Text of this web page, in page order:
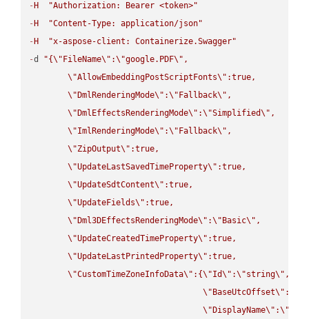
- H
"Authorization: Bearer <token>"
- H
"Content-Type: application/json"
- H
"x-aspose-client: Containerize.Swagger"
-d "{\" FileName\" :\"google.PDF\" ,
\"AllowEmbeddingPostScriptFonts\" :true,
\" DmlRenderingMode\" :\" Fallback\" ,
\" DmlEffectsRenderingMode\" :\"Simplified\" ,
\"ImlRenderingMode\" :\" Fallback\" ,
\"ZipOutput\" :true,
\"UpdateLastSavedTimeProperty\" :true,
\"UpdateSdtContent\" :true,
\"UpdateFields\" :true,
\" Dml3DEffectsRenderingMode\" :\" Basic\" ,
\"UpdateCreatedTimeProperty\" :true,
\"UpdateLastPrintedProperty\" :true,
\"CustomTimeZoneInfoData\" :{\"Id\" :\"string\" ,
\" BaseUtcOffset\" :
\" DisplayName\" :\"